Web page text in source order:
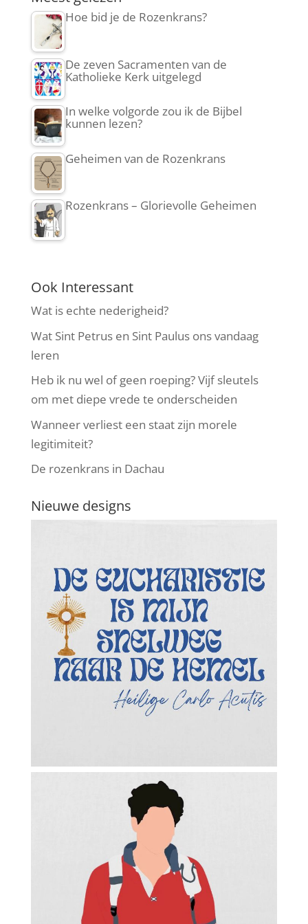
Hoe bid je de Rozenkrans?
De zeven Sacramenten van de
Katholieke Kerk uitgelegd
In welke volgorde zou ik de Bijbel
kunnen lezen?
Geheimen van de Rozenkrans
Rozenkrans – Glorievolle Geheimen
Ook Interessant
Wat is echte nederigheid?
Wat Sint Petrus en Sint Paulus ons vandaag
leren
Heb ik nu wel of geen roeping? Vijf sleutels
om met diepe vrede te onderscheiden
Wanneer verliest een staat zijn morele
legitimiteit?
De rozenkrans in Dachau
Nieuwe designs